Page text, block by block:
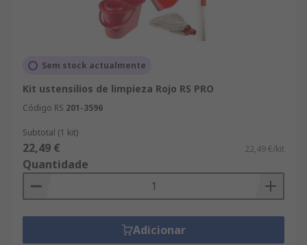
Sem stock actualmente
Kit ustensilios de limpieza Rojo RS PRO
Código RS 201-3596
Subtotal (1 kit)
22,49 € 22,49 €/kit
Quantidade
Adicionar